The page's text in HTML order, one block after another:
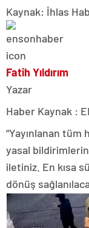
Kaynak: İhlas
Fatih Yıldırım
Yazar
Haber Kaynak :
“Yayınlanan
yasal
iletiniz. En kısa
dönüş